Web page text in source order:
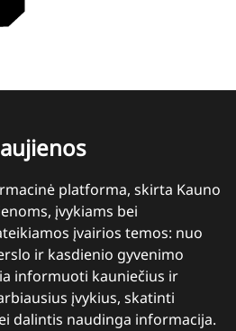
platforma, skirta Kauno
įvykiams bei
įvairios temos: nuo
ir kasdienio gyvenimo
informuoti kauniečius ir
įvykius, skatinti
dalintis naudinga informacija.